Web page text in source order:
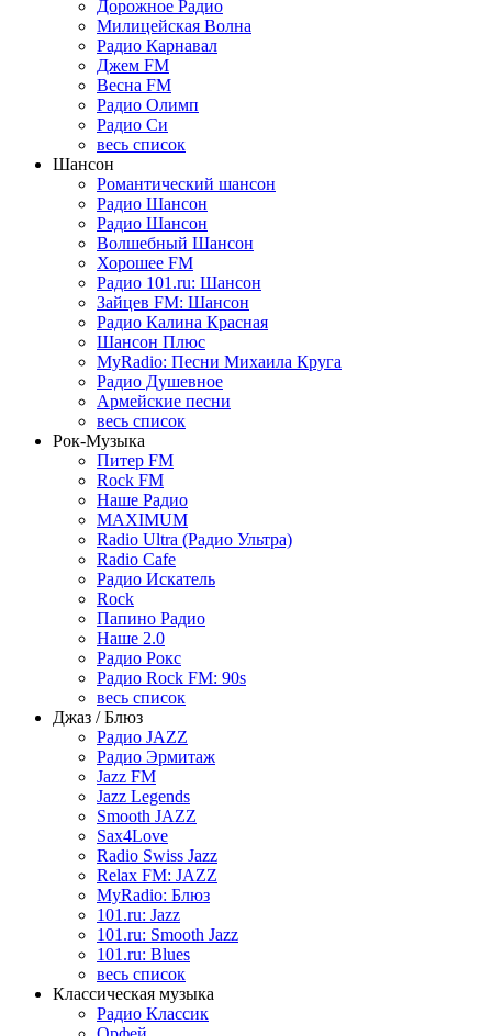
Дорожное Радио
Милицейская Волна
Радио Карнавал
Джем FM
Весна FM
Радио Олимп
Радио Си
весь список
Шансон
Романтический шансон
Радио Шансон
Радио Шансон
Волшебный Шансон
Хорошее FM
Радио 101.ru: Шансон
Зайцев FM: Шансон
Радио Калина Красная
Шансон Плюс
MyRadio: Песни Михаила Круга
Радио Душевное
Армейские песни
весь список
Рок-Музыка
Питер FM
Rock FM
Наше Радио
MAXIMUM
Radio Ultra (Радио Ультра)
Radio Cafe
Радио Искатель
Rock
Папино Радио
Наше 2.0
Радио Рокс
Радио Rock FM: 90s
весь список
Джаз / Блюз
Радио JAZZ
Радио Эрмитаж
Jazz FM
Jazz Legends
Smooth JAZZ
Sax4Love
Radio Swiss Jazz
Relax FM: JAZZ
MyRadio: Блюз
101.ru: Jazz
101.ru: Smooth Jazz
101.ru: Blues
весь список
Классическая музыка
Радио Классик